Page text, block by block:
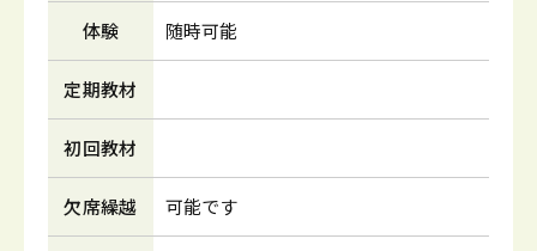
体験 随時可能
定期教材
初回教材
欠席繰越 可能です